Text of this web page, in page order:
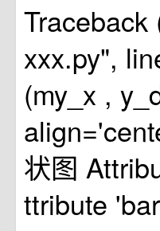
xxx.py",
(my_x ,
状图
ttribute